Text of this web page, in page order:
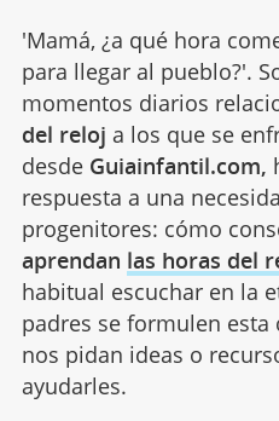
'Mamá, ¿a qué hora
para llegar al pueblo?'.
momentos diarios
del reloj a los que se
desde Guiainfantil.com,
respuesta a una
progenitores: cómo
aprendan las horas del
habitual escuchar en la
padres se formulen
nos pidan ideas o
ayudarles.